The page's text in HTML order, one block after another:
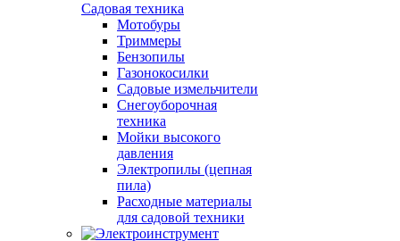
Садовая техника
Мотобуры
Триммеры
Бензопилы
Газонокосилки
Садовые измельчители
Снегоуборочная
техника
Мойки высокого
давления
Электропилы (цепная
пила)
Расходные материалы
для садовой техники